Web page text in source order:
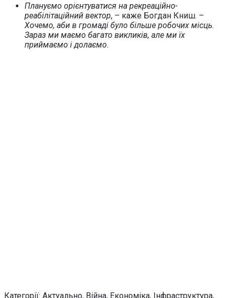
Плануємо орієнтуватися на рекреаційно-
реабілітаційний вектор, – каже Богдан Книш. –
Хочемо, аби в громаді було більше робочих місць.
Зараз ми маємо багато викликів, але ми їх
приймаємо і долаємо.
Категорії: Актуально, Війна, Економіка, Інфраструктура,